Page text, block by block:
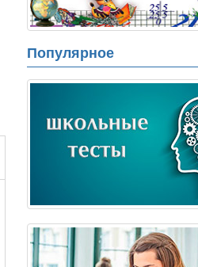
Популярное